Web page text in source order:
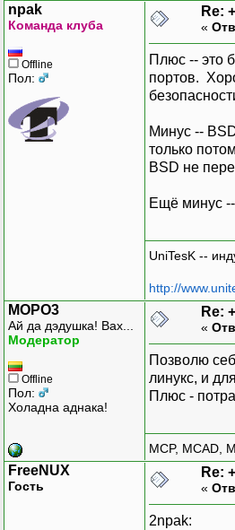
npak
Команда клуба
Offline
Пол:
Re:
«
Плюс -- это
портов.
Минус --
только
BSD не
Ещё минус
UniTesK --
http://
MOPO3
Ай да дэдушка! Вах...
Модератор
Offline
Пол:
Холадна аднака!
Re:
«
Позволю
линукс, и
Плюс -
MCP, MCAD,
FreeNUX
Гость
Re:
«
2npak: